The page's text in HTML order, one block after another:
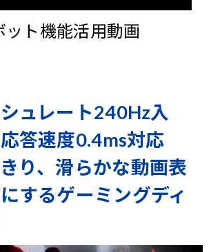
ット機能活用動画
ュレート240Hz入
答速度0.4ms対応
り、滑らかな動画表
するゲーミングディ